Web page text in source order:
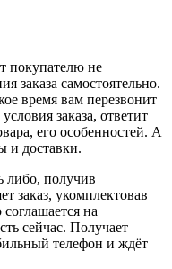
покупателю не
заказа самостоятельно.
время вам перезвонит
заказа, ответит
его особенностей. А
и доставки.
либо, получив
заказ, укомплектовав
на
сейчас. Получает
телефон и ждёт